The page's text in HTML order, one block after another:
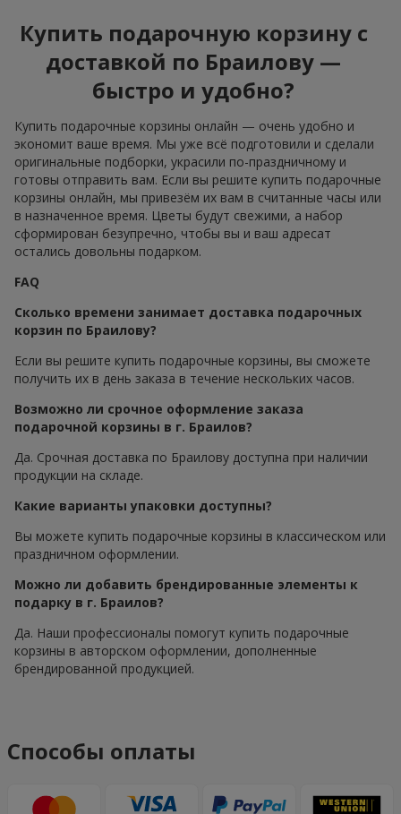
Купить подарочную корзину с
доставкой по Браилову —
быстро и удобно?
Купить подарочные корзины онлайн — очень удобно и
экономит ваше время. Мы уже всё подготовили и сделали
оригинальные подборки, украсили по-праздничному и
готовы отправить вам. Если вы решите купить подарочные
корзины онлайн, мы привезём их вам в считанные часы или
в назначенное время. Цветы будут свежими, а набор
сформирован безупречно, чтобы вы и ваш адресат
остались довольны подарком.
FAQ
Сколько времени занимает доставка подарочных
корзин по Браилову?
Если вы решите купить подарочные корзины, вы сможете
получить их в день заказа в течение нескольких часов.
Возможно ли срочное оформление заказа
подарочной корзины в г. Браилов?
Да. Срочная доставка по Браилову доступна при наличии
продукции на складе.
Какие варианты упаковки доступны?
Вы можете купить подарочные корзины в классическом или
праздничном оформлении.
Можно ли добавить брендированные элементы к
подарку в г. Браилов?
Да. Наши профессионалы помогут купить подарочные
корзины в авторском оформлении, дополненные
брендированной продукцией.
Способы оплаты